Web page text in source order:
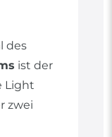
des
ist der
Light
zwei